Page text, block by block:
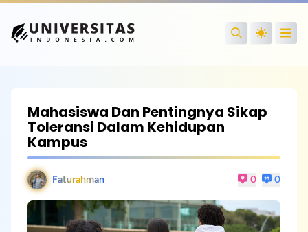
Search
Mahasiswa Dan Pentingnya Sikap
Toleransi Dalam Kehidupan
Kampus
Faturahman 0 0